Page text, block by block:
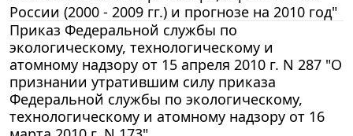
России (2000 - 2009 гг.) и прогнозе на 2010 год"
Приказ Федеральной службы по
экологическому, технологическому и
атомному надзору от 15 апреля 2010 г. N 287 "О
признании утратившим силу приказа
Федеральной службы по экологическому,
технологическому и атомному надзору от 16